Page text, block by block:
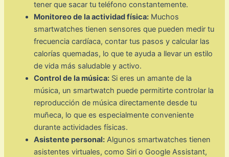
tener que sacar tu teléfono constantemente.
Monitoreo de la actividad física: Muchos
smartwatches tienen sensores que pueden medir tu
frecuencia cardíaca, contar tus pasos y calcular las
calorías quemadas, lo que te ayuda a llevar un estilo
de vida más saludable y activo.
Control de la música: Si eres un amante de la
música, un smartwatch puede permitirte controlar la
reproducción de música directamente desde tu
muñeca, lo que es especialmente conveniente
durante actividades físicas.
Asistente personal: Algunos smartwatches tienen
asistentes virtuales, como Siri o Google Assistant,